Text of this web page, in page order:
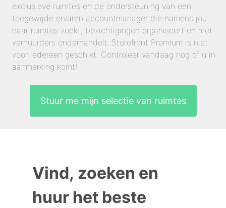
exclusieve ruimtes en de ondersteuning van een
toegewijde ervaren accountmanager die namens jou
naar ruimtes zoekt, bezichtigingen organiseert en met
verhuurders onderhandelt. Storefront Premium is niet
voor iedereen geschikt. Controleer vandaag nog of u in
aanmerking komt!
Stuur me mijn selectie van ruimtes
Vind, zoeken en
huur het beste